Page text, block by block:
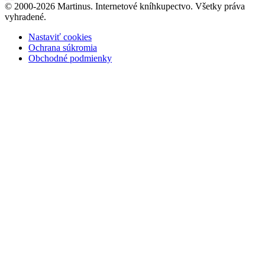
© 2000-2026 Martinus. Internetové kníhkupectvo. Všetky práva
vyhradené.
Nastaviť cookies
Ochrana súkromia
Obchodné podmienky